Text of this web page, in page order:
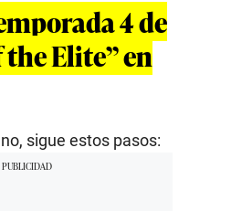
4 de
Elite” en
sigue estos pasos: